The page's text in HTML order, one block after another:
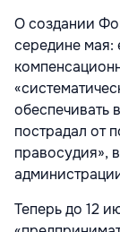
О создании
середине мая:
обеспечивать
пострадал от
правосудия»,
Теперь до 12